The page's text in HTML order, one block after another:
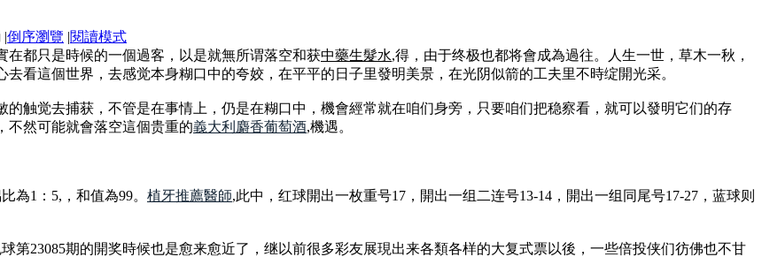
|倒序瀏覽 |閱讀模式
在都只是時候的一個過客，以是就無所谓落空和获中藥生髮水,得，由于终极也都将會成為過往。人生一世，草木一秋，
看這個世界，去感觉本身糊口中的夸姣，在平平的日子里發明美景，在光阴似箭的工夫里不時绽開光采。
触觉去捕获，不管是在事情上，仍是在糊口中，機會經常就在咱们身旁，只要咱们把稳察看，就可以發明它们的存
不然可能就會落空這個贵重的義大利麝香葡萄酒,機遇。
為1：5,，和值為99。 植牙推薦醫師,此中，红球開出一枚重号17，開出一组二连号13-14，開出一组同尾号17-27，蓝球则
第23085期的開奖時候也是愈来愈近了，继以前很多彩友展現出来各類各样的大复式票以後，一些倍投侠们彷佛也不甘